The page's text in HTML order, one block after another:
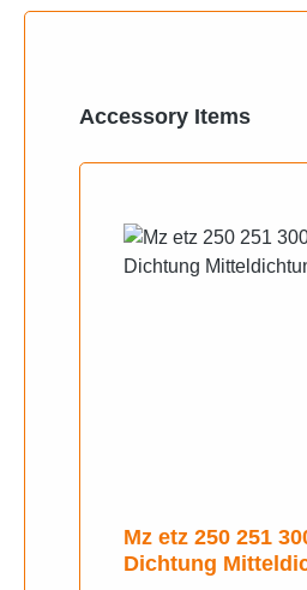
Produktgalerie
Accessory Items
Mz etz 250 251
Dichtung